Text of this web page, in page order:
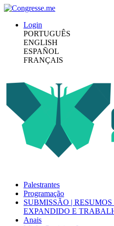
Login
PORTUGUÊS
ENGLISH
ESPAÑOL
FRANÇAIS
Palestrantes
Programação
SUBMISSÃO |
EXPANDIDO E
Anais